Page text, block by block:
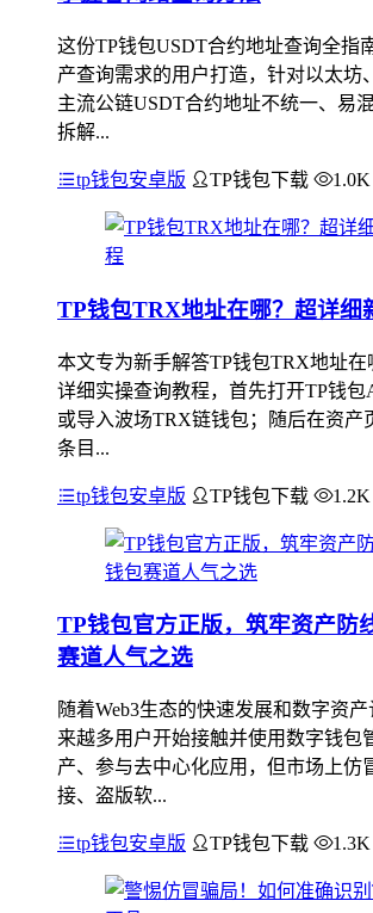
这份TP钱包USDT合约地址查询全指
产查询需求的用户打造，针对以太坊
主流公链USDT合约地址不统一、易
拆解...
tp钱包安卓版 TP钱包下载 1.0K
TP钱包TRX地址在哪？超详细
本文专为新手解答TP钱包TRX地址
详细实操查询教程，首先打开TP钱包
或导入波场TRX链钱包；随后在资产
条目...
tp钱包安卓版 TP钱包下载 1.2K
TP钱包官方正版，筑牢资产防
赛道人气之选
随着Web3生态的快速发展和数字资
来越多用户开始接触并使用数字钱包
产、参与去中心化应用，但市场上仿
接、盗版软...
tp钱包安卓版 TP钱包下载 1.3K